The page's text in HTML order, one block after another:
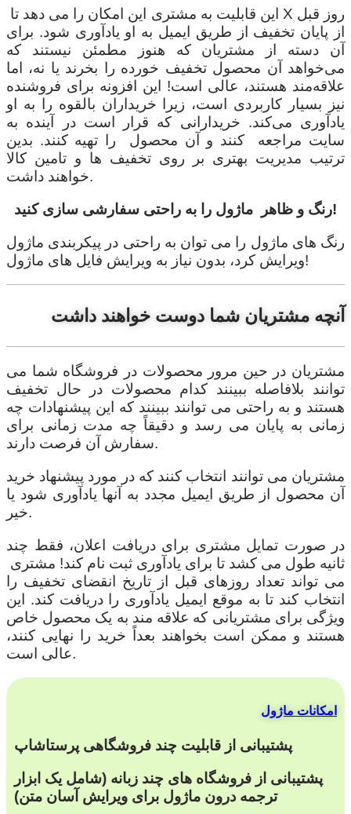
از پایان تخفیف از طریق ایمیل به او یادآوری شود. برای
آن دسته از مشتریان که هنوز مطمئن نیستند که
می‌خواهد آن محصول تخفیف خورده را بخرند یا نه، اما
علاقه‌مند هستند، عالی است! این افزونه برای فروشنده
نیز بسیار کاربردی است، زیرا خریداران بالقوه را به او
یادآوری می‌کند. خریدارانی که قرار است در آینده به
سایت مراجعه کنند و آن محصول را تهیه کنند. بدین
ترتیب مدیریت بهتری بر روی تخفیف ها و تامین کالا
خواهند داشت.
رنگ و ظاهر ماژول را به راحتی سفارشی سازی کنید!
رنگ های ماژول را می توان به راحتی در پیکربندی ماژول
ویرایش کرد، بدون نیاز به ویرایش فایل های ماژول!
آنچه مشتریان شما دوست خواهند داشت
مشتریان در حین مرور محصولات در فروشگاه شما می
توانند بلافاصله ببینند کدام محصولات در حال تخفیف
هستند و به راحتی می توانند ببینند که این پیشنهادات چه
زمانی به پایان می رسد و دقیقاً چه مدت زمانی برای
سفارش آن فرصت دارند.
مشتریان می توانند انتخاب کنند که در مورد پیشنهاد خرید
آن محصول از طریق ایمیل مجدد به آنها یادآوری شود یا
خیر.
در صورت تمایل مشتری برای دریافت اعلان، فقط چند
ثانیه طول می کشد تا برای یادآوری ثبت نام کند! مشتری
می تواند تعداد روزهای قبل از تاریخ انقضای تخفیف را
انتخاب کند تا به موقع ایمیل یادآوری را دریافت کند. این
ویژگی برای مشتریانی که علاقه مند به یک محصول خاص
هستند و ممکن است بخواهند بعداً خرید را نهایی کنند،
عالی است.
امکانات ماژول
پشتیبانی از قابلیت چند فروشگاهی پرستاشاپ
پشتیبانی از فروشگاه های چند زبانه (شامل یک ابزار
ترجمه درون ماژول برای ویرایش آسان متن)